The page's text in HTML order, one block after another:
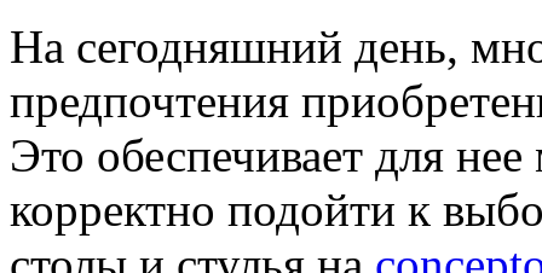
На сегодняшний день,
предпочтения
Это обеспечивает для
корректно подойти к